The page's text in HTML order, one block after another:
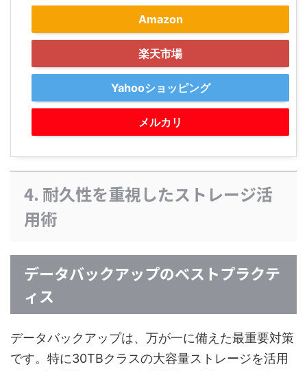
Amazon
楽天市場
Yahooショッピング
メルカリ
4. 耐久性を重視したストレージ活
用術
データバックアップのベストプラクテ
ィス
データバックアップは、万が一に備えた最重要対策
です。特に30TBクラスの大容量ストレージを活用